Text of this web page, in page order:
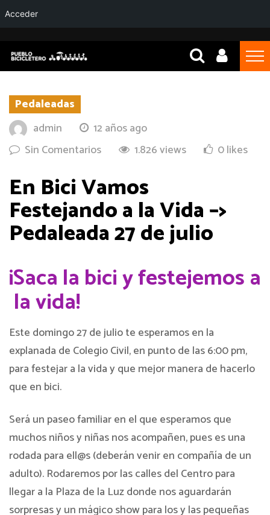
Pedaleadas
admin
12 años ago
Sin Comentarios
1.826 views 0 likes
En Bici Vamos
Festejando a la Vida –>
Pedaleada 27 de julio
¡Saca la bici y festejemos a
la vida!
Este domingo 27 de julio te esperamos en la
explanada de Colegio Civil, en punto de las 6:00 pm,
para festejar a la vida y que mejor manera de hacerlo
que en bici.
Será un paseo familiar en el que esperamos que
muchos niños y niñas nos acompañen, pues es una
rodada para ell@s (deberán venir en compañía de un
adulto). Rodaremos por las calles del Centro para
llegar a la Plaza de la Luz donde nos aguardarán
sorpresas y un mágico show para los y las pequeñas
Acceder